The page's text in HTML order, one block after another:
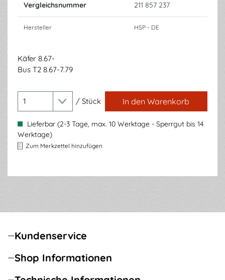
Vergleichsnummer 211 857 237
Hersteller HSP - DE
Käfer 8.67-
Bus T2 8.67-7.79
/ Stück In den Warenkorb
Lieferbar (2-3 Tage, max. 10 Werktage - Sperrgut bis 14
Werktage)
Zum Merkzettel hinzufügen
Kundenservice
Shop Informationen